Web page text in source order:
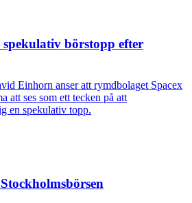
börstopp efter
Einhorn anser att rymdbolaget Spacex
att ses som ett tecken på att
en spekulativ topp.